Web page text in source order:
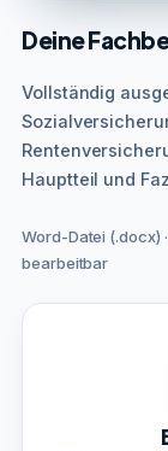
Deine
Vollständig
Hauptteil und
Word-Datei (.docx)
bearbeitbar